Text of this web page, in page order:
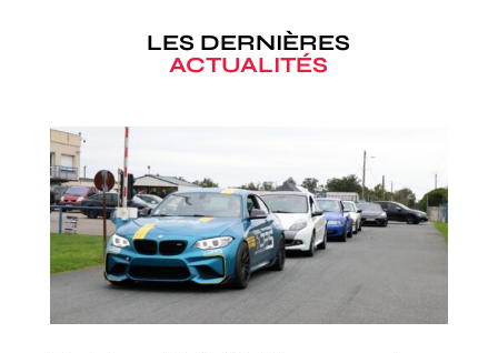
LES DERNIÈRES
ACTUALITÉS